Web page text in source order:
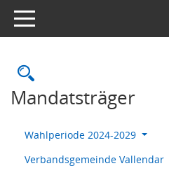
Toggle navigation
Rechercheauswahl
Mandatsträger
Wahlperiode 2024-2029
Verbandsgemeinde Vallendar